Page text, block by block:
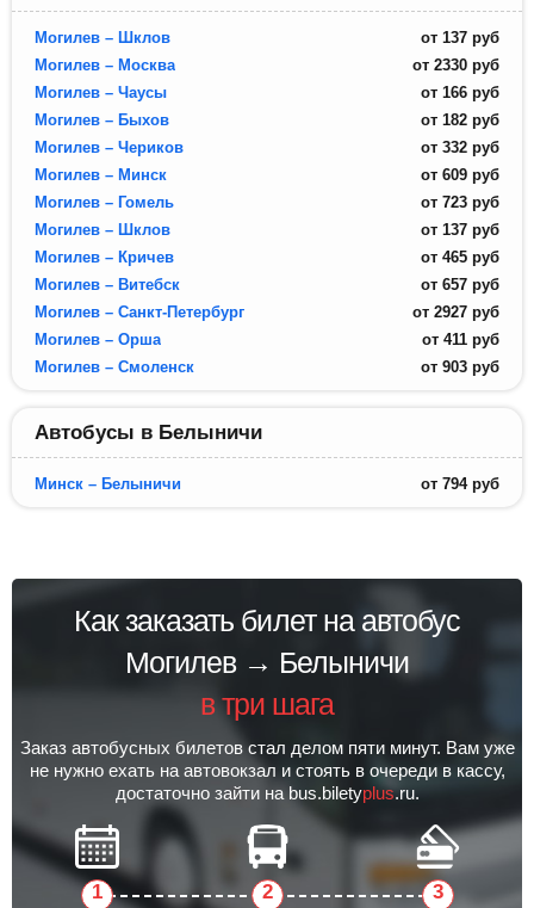
Могилев – Шклов от 137 руб
Могилев – Москва
от 2330 руб
Могилев – Чаусы
от 166 руб
Могилев – Быхов
от 182 руб
Могилев – Чериков
от 332 руб
Могилев – Минск
от 609 руб
Могилев – Гомель
от 723 руб
Могилев – Шклов
от 137 руб
Могилев – Кричев
от 465 руб
Могилев – Витебск
от 657 руб
Могилев – Санкт-Петербург
от 2927 руб
Могилев – Орша
от 411 руб
Могилев – Смоленск
от 903 руб
Автобусы в Белыничи
Минск – Белыничи от 794 руб
Как заказать билет на автобус
Могилев → Белыничи
в три шага
Заказ автобусных билетов стал делом пяти минут. Вам уже
не нужно ехать на автовокзал и стоять в очереди в кассу,
достаточно зайти на bus.biletyplus.ru.